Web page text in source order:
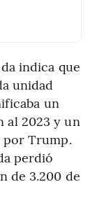
indica que
unidad
un
al 2023 y un
por Trump.
perdió
de 3.200 de